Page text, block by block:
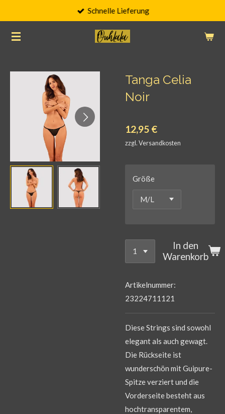
springen
Schnelle Lieferung
Tanga Celia
Noir
12,95 €
zzgl. Versandkosten
Größe
In den
Warenkorb
Artikelnummer:
23224711121
Diese Strings sind sowohl
elegant als auch gewagt.
Die Rückseite ist
wunderschön mit Guipure-
Spitze verziert und die
Vorderseite besteht aus
hochtransparentem,